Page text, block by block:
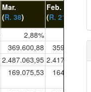
Mar.
(R. 38)
Feb.
(R. 21
2,88%
369.600,88 359.254,35
2.487.063,95 2.417.441,63
169.075,53 164.342,47